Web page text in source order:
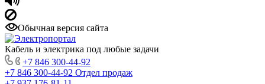
Обычная версия сайта
Кабель и электрика под любые задачи
+7 846 300-44-92
+7 846 300-44-92 Отдел продаж